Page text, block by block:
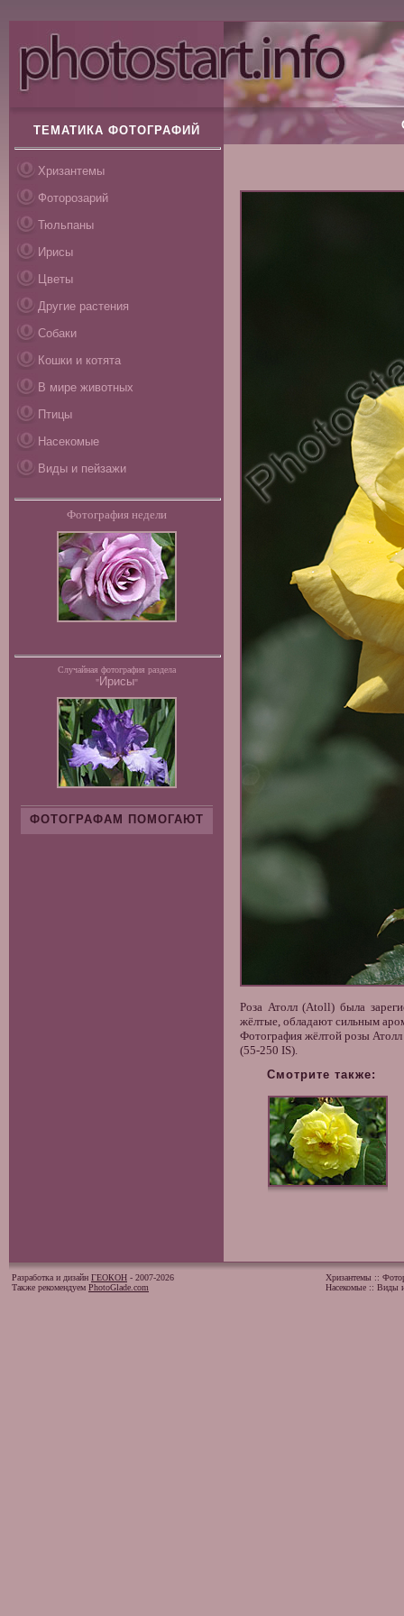
ТЕМАТИКА ФОТОГРАФИЙ
Хризантемы
Фоторозарий
Тюльпаны
Ирисы
Цветы
Другие растения
Собаки
Кошки и котята
В мире животных
Птицы
Насекомые
Виды и пейзажи
Фотография недели
Случайная фотография раздела
"Ирисы"
ФОТОГРАФАМ ПОМОГАЮТ
Роза Атолл (Atoll) была
жёлтые, обладают сильным
Фотография жёлтой розы
(55-250 IS).
Смотрите также:
Разработка и дизайн ГЕОКОН - 2007-2026
Также рекомендуем PhotoGlade.com
Хризантемы ::
Насекомые :: Виды